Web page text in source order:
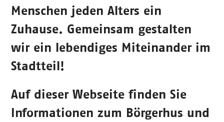
Menschen jeden Alters ein
Zuhause. Gemeinsam gestalten
wir ein lebendiges Miteinander im
Stadtteil!
Auf dieser Webseite finden Sie
Informationen zum Börgerhus und